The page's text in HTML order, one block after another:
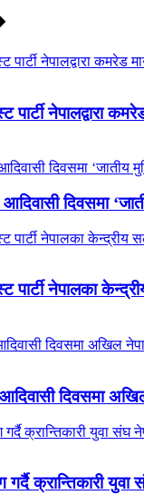
पार्टी नेपालद्वारा
दिवसमा
पार्टी नेपालका
दिवसमा
गर्दै क्रान्तिकारी युवा